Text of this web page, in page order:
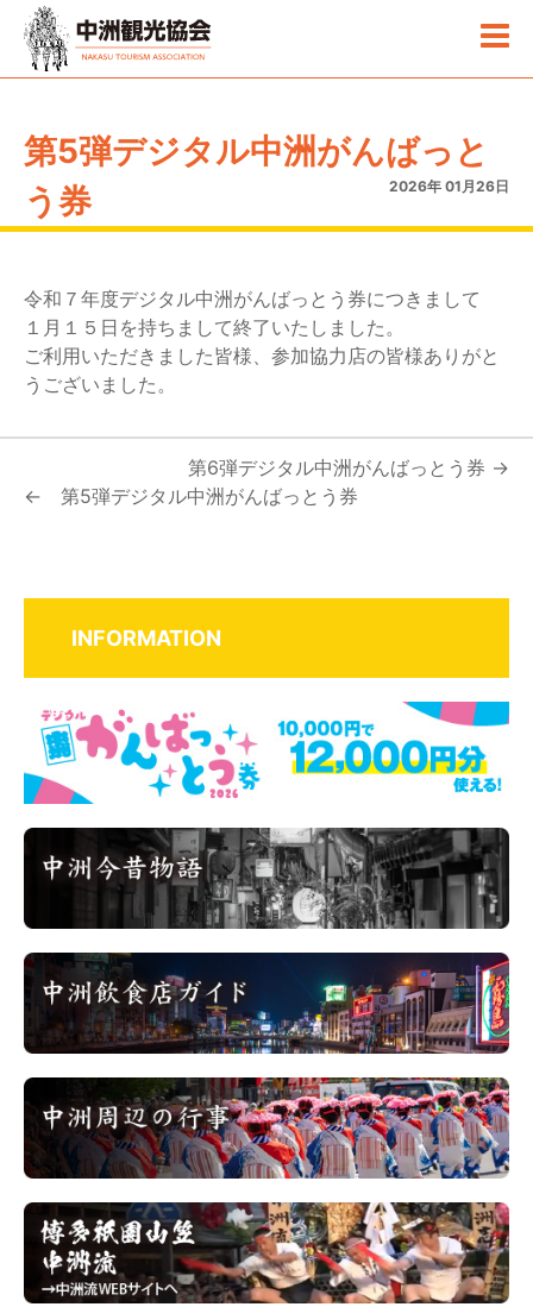
第5弾デジタル中洲がんばっと
う券
2026年 01月26日
令和７年度デジタル中洲がんばっとう券につきまして
１月１５日を持ちまして終了いたしました。
ご利用いただきました皆様、参加協力店の皆様ありがと
うございました。
第6弾デジタル中洲がんばっとう券
第5弾デジタル中洲がんばっとう券
INFORMATION